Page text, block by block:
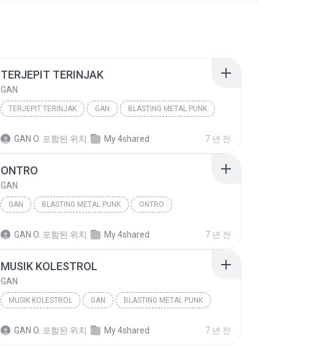
TERJEPIT TERINJAK
GAN
TERJEPIT TERINJAK GAN BLASTING METAL PUNK
GAN O. 포함된 위치 My 4shared 7 년 전
ONTRO
GAN
GAN BLASTING METAL PUNK ONTRO
GAN O. 포함된 위치 My 4shared 7 년 전
MUSIK KOLESTROL
GAN
MUSIK KOLESTROL GAN BLASTING METAL PUNK
GAN O. 포함된 위치 My 4shared 7 년 전